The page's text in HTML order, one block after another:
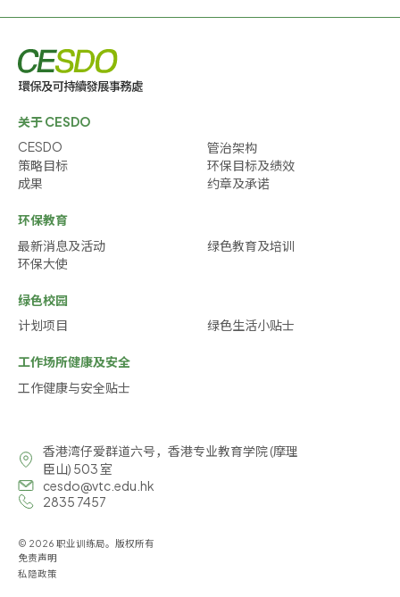
关于 CESDO
CESDO
管治架构
策略目标
环保目标及绩效
成果
约章及承诺
环保教育
最新消息及活动
绿色教育及培训
环保大使
绿色校园
计划项目
绿色生活小贴士
工作场所健康及安全
工作健康与安全贴士
香港湾仔爱群道六号，香港专业教育学院 (摩理
臣山) 503 室
cesdo@vtc.edu.hk
2835 7457
© 2026 职业训练局。版权所有
免责声明
私隐政策